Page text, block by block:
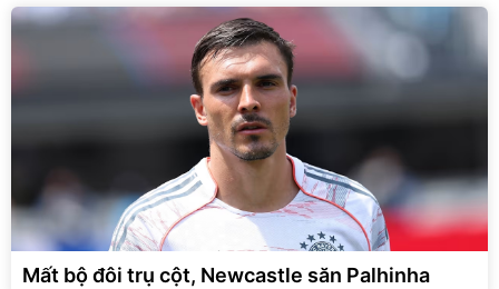
Mất bộ đôi trụ cột, Newcastle săn Palhinha